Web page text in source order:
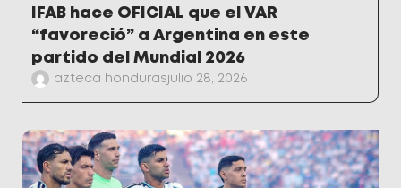
IFAB hace OFICIAL que el VAR
“favoreció” a Argentina en este
partido del Mundial 2026
azteca hondurasjulio 28, 2026